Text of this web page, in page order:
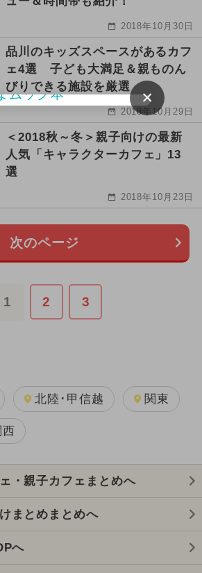
2018年10月30日
品川のキッズスペースがあるカフ
ェ4選 子ども大満足＆親ものん
びりできる施設を厳選
2018年10月29日
＜2018秋～冬＞親子向けの最新
人気「キャラクターカフェ」13
選
2018年10月23日
次のページ
1 2 3
北陸･甲信越 関東
西
・親子カフェまとめへ
まとめまとめへ
へ
×